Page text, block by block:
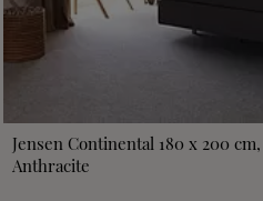
Jensen Continental 180 x 200
Anthracite